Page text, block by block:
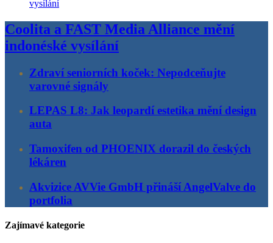
Coolita a FAST Media Alliance mění
indonéské vysílání
Zdraví seniorních koček: Nepodceňujte
varovné signály
LEPAS L8: Jak leopardí estetika mění design
auta
Tamoxifen od PHOENIX dorazil do českých
lékáren
Akvizice AVVie GmbH přináší AngelValve do
portfolia
Zajímavé kategorie